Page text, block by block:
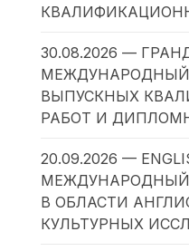
30.08.2026 —
МЕЖДУНАРОДНЫЙ
ВЫПУСКНЫХ
РАБОТ И
20.09.2026 —
МЕЖДУНАРОДНЫЙ
В ОБЛАСТИ
КУЛЬТУРНЫХ